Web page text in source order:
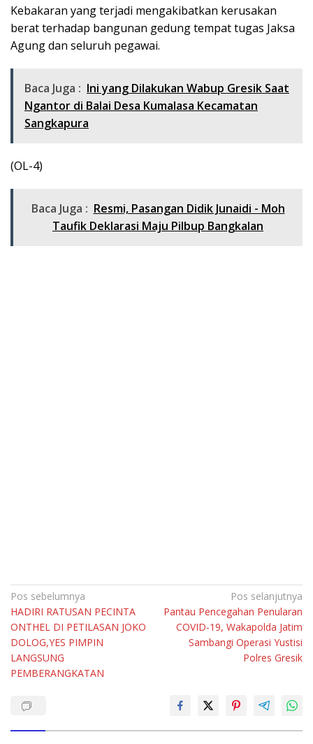
Kebakaran yang terjadi mengakibatkan kerusakan
berat terhadap bangunan gedung tempat tugas Jaksa
Agung dan seluruh pegawai.
Baca Juga : Ini yang Dilakukan Wabup Gresik Saat
Ngantor di Balai Desa Kumalasa Kecamatan
Sangkapura
(OL-4)
Baca Juga : Resmi, Pasangan Didik Junaidi - Moh
Taufik Deklarasi Maju Pilbup Bangkalan
Navigasi
pos
Pos sebelumnya
HADIRI RATUSAN PECINTA
ONTHEL DI PETILASAN JOKO
DOLOG,YES PIMPIN
LANGSUNG
PEMBERANGKATAN
Pos selanjutnya
Pantau Pencegahan Penularan
COVID-19, Wakapolda Jatim
Sambangi Operasi Yustisi
Polres Gresik